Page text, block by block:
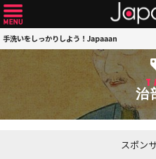
手洗いをしっかりしよう！Japaaan
治
スポン